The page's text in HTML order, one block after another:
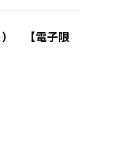
） 【電子限